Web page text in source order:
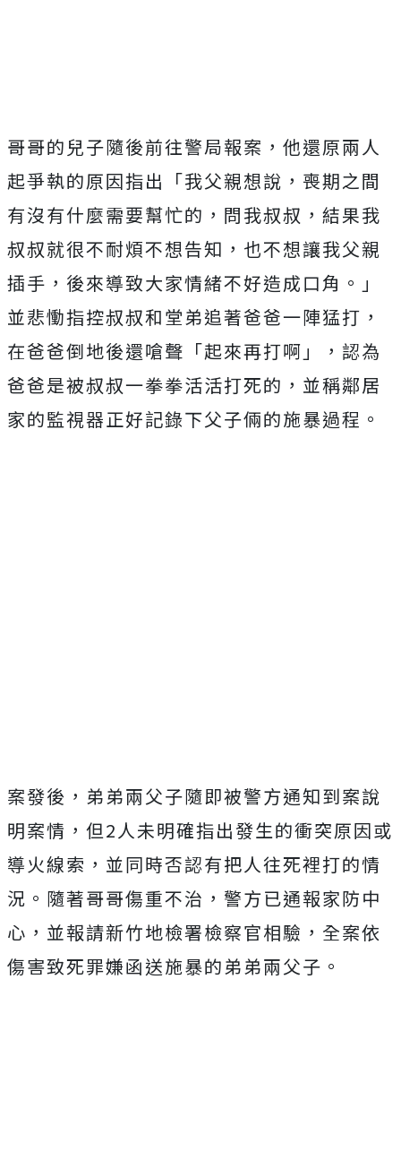
哥哥的兒子隨後前往警局報案，他還原兩人
起爭執的原因指出「我父親想說，喪期之間
有沒有什麼需要幫忙的，問我叔叔，結果我
叔叔就很不耐煩不想告知，也不想讓我父親
插手，後來導致大家情緒不好造成口角。」
並悲慟指控叔叔和堂弟追著爸爸一陣猛打，
在爸爸倒地後還嗆聲「起來再打啊」，認為
爸爸是被叔叔一拳拳活活打死的，並稱鄰居
家的監視器正好記錄下父子倆的施暴過程。
案發後，弟弟兩父子隨即被警方通知到案說
明案情，但2人未明確指出發生的衝突原因或
導火線索，並同時否認有把人往死裡打的情
況。隨著哥哥傷重不治，警方已通報家防中
心，並報請新竹地檢署檢察官相驗，全案依
傷害致死罪嫌函送施暴的弟弟兩父子。